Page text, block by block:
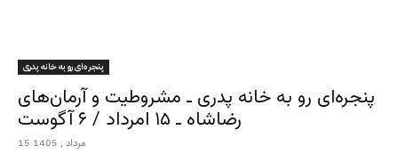
پنجره‌ای رو به خانه پدری
پنجره‌ای رو به خانه پدری ـ مشروطیت و آرمان‌های
رضاشاه ـ ۱۵ امرداد / ۶ آگوست
15 مرداد , 1405